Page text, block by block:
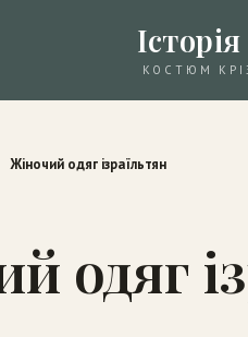
КОСТЮМ
Жіночий одяг ізраїльтян
одяг